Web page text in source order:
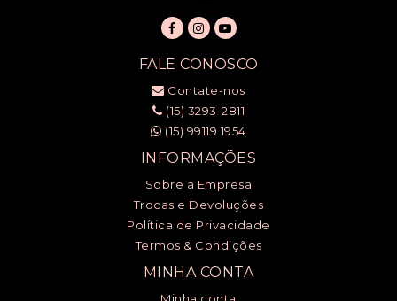
FALE CONOSCO
Contate-nos
(15) 3293-2811
(15) 99119 1954
INFORMAÇÕES
Sobre a Empresa
Trocas e Devoluções
Política de Privacidade
Termos & Condições
MINHA CONTA